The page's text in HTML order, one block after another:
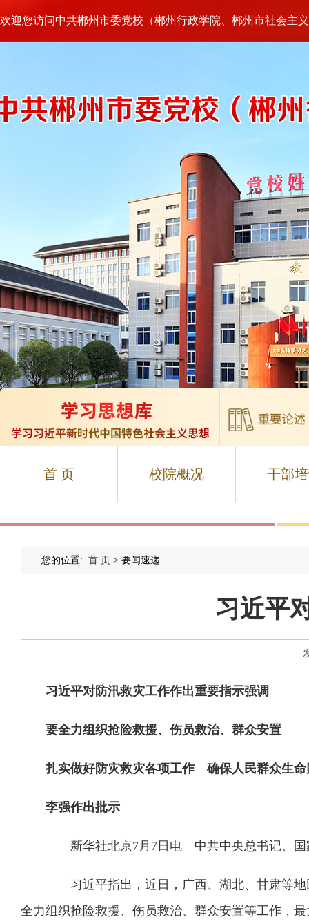
欢迎您访问中共郴州市委党校（郴州行政学院、郴州市社会主
首 页 校院概况 干部
您的位置: 首 页 > 要闻速递
习近平
习近平对防汛救灾工作作出重要指示强调
要全力组织抢险救援、伤员救治、群众安置
扎实做好防灾救灾各项工作 确保人民群众生命
李强作出批示
新华社北京7月7日电 中共中央总书记、国
习近平指出，近日，广西、湖北、甘肃等地
全力组织抢险救援、伤员救治、群众安置等工作，